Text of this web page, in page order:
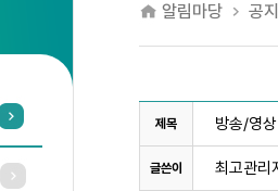
알림마당 공
제목 방송/영
글쓴이 최고관리